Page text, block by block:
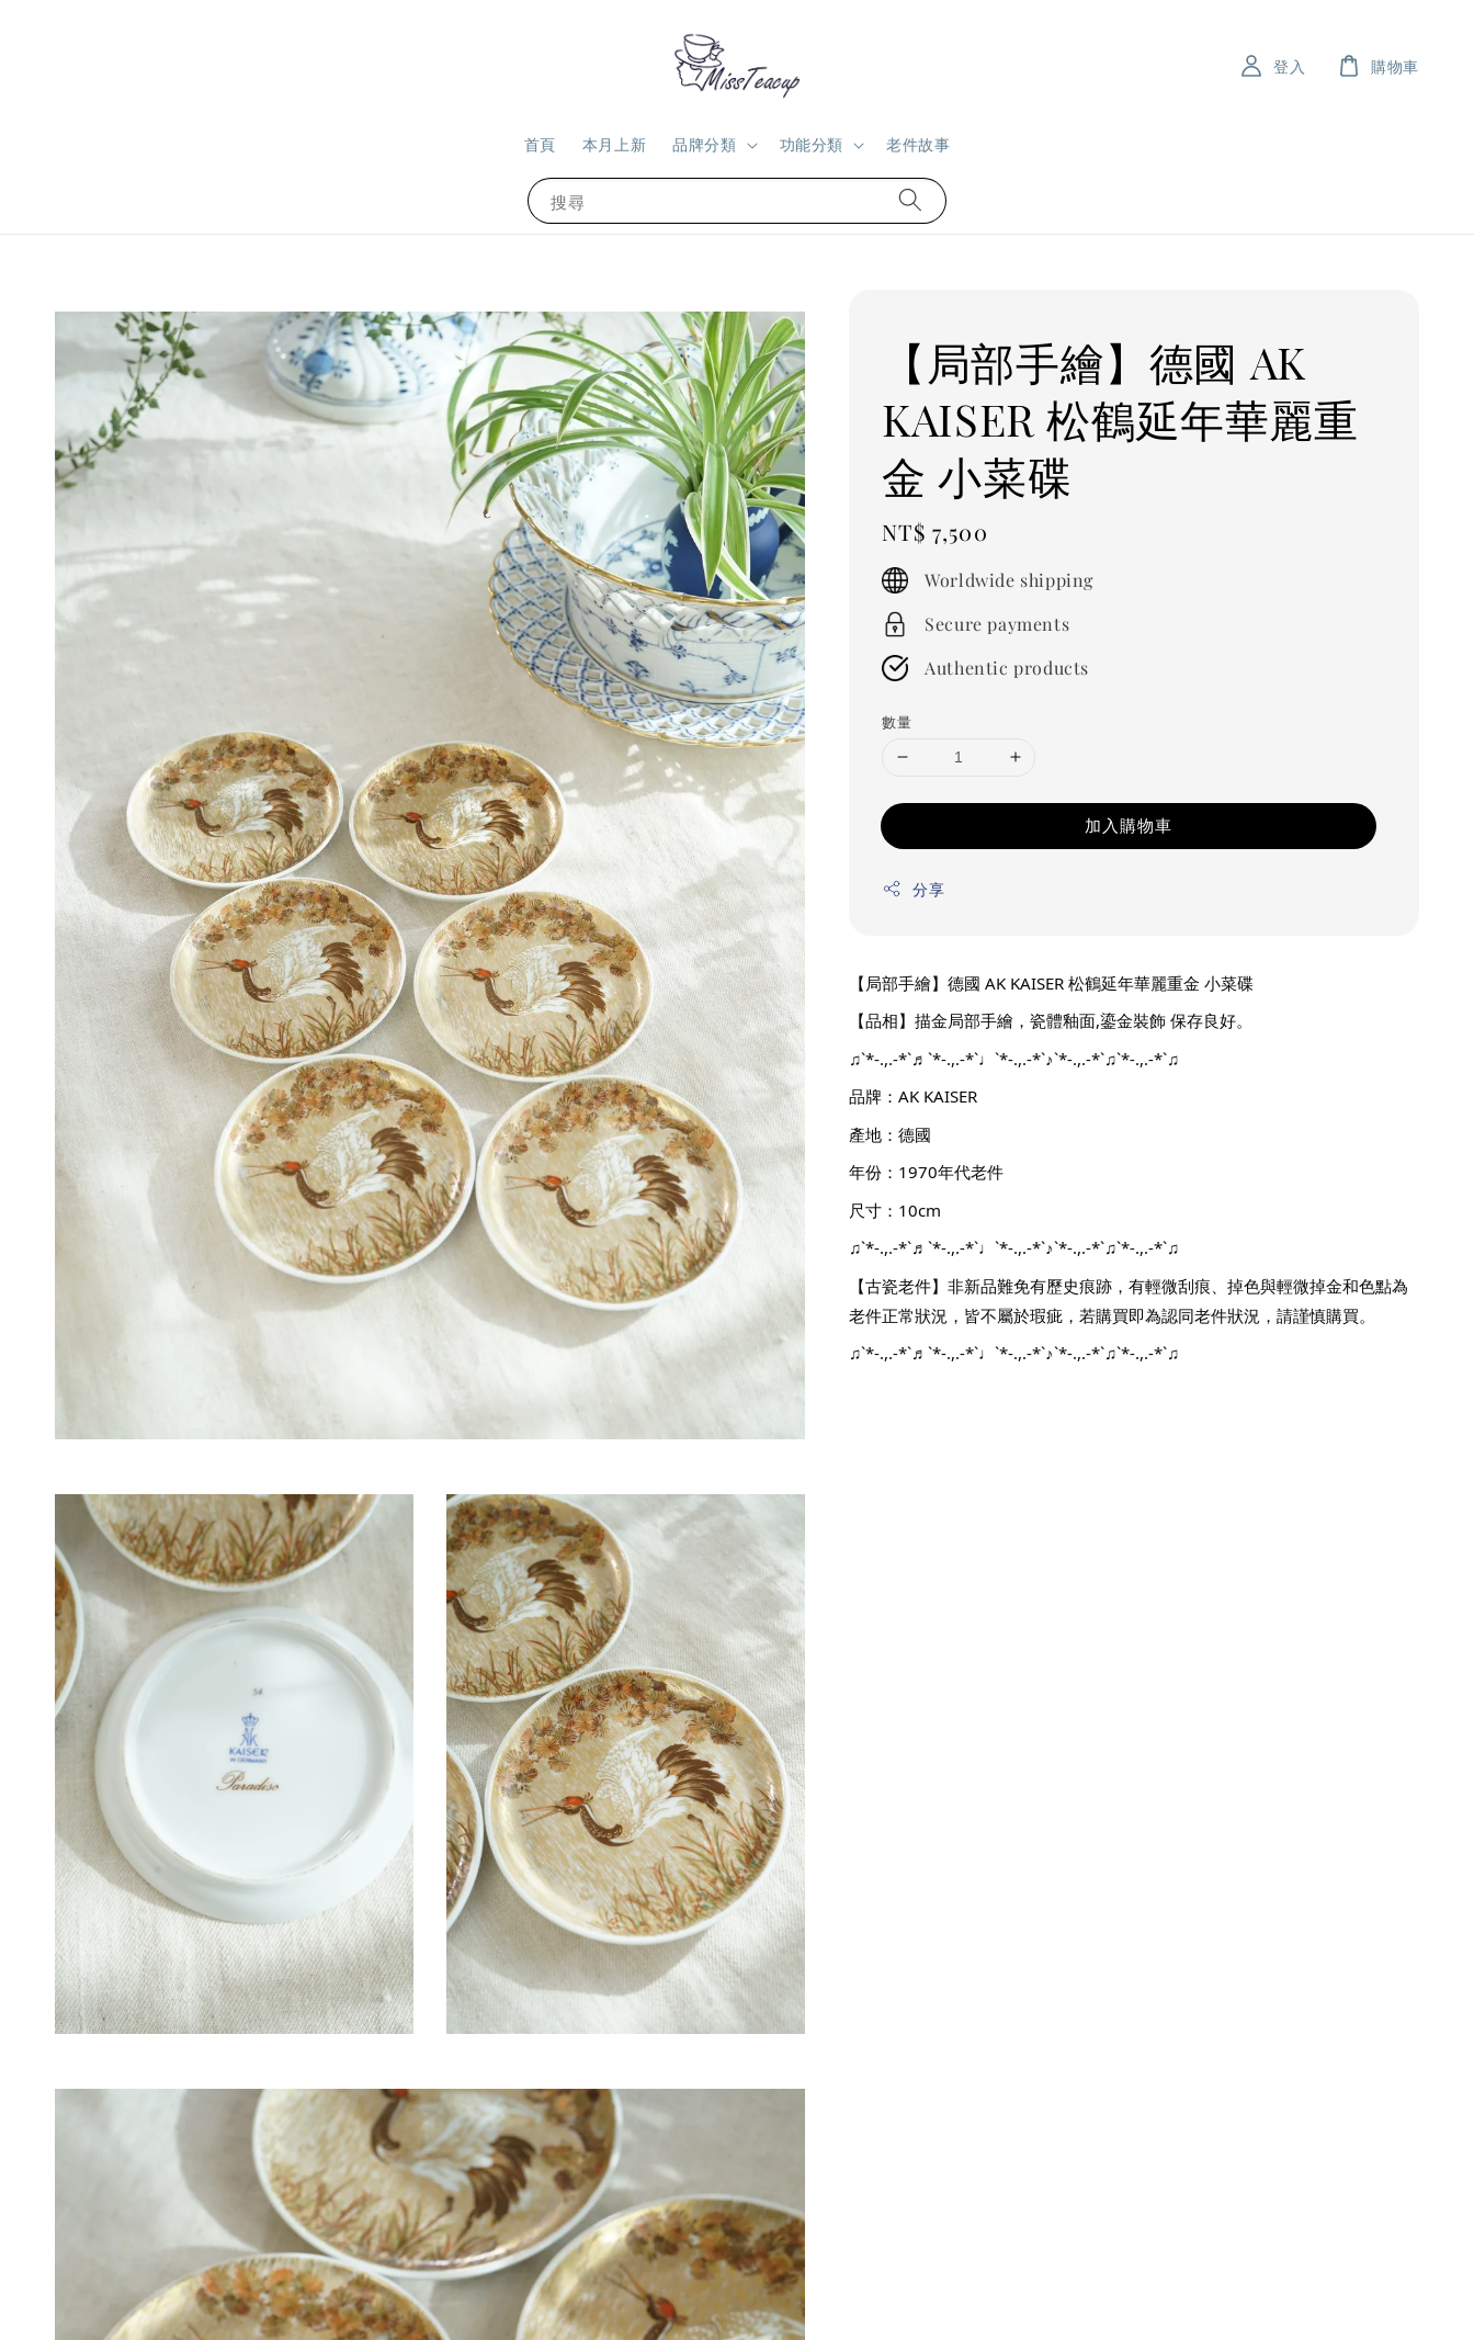
搜尋
首頁 本月上新 品牌分類 功能分類 老件故事
登入 購物車
【局部手繪】德國 AK
KAISER 松鶴延年華麗重
金 小菜碟
Regular
price
NT$ 7,500
Worldwide shipping
Secure payments
Authentic products
數量
加入購物車
分享
【局部手繪】德國 AK KAISER 松鶴延年華麗重金 小菜碟
【品相】描金局部手繪，瓷體釉面,鎏金裝飾 保存良好。
♫`*-.,.-*`♬`*-.,.-*`♩`*-.,.-*`♪`*-.,.-*`♫`*-.,.-*`♫
品牌：AK KAISER
產地：德國
年份：1970年代老件
尺寸：10cm
♫`*-.,.-*`♬`*-.,.-*`♩`*-.,.-*`♪`*-.,.-*`♫`*-.,.-*`♫
【古瓷老件】非新品難免有歷史痕跡，有輕微刮痕、掉色與輕微掉金和色點為
老件正常狀況，皆不屬於瑕疵，若購買即為認同老件狀況，請謹慎購買。
♫`*-.,.-*`♬`*-.,.-*`♩`*-.,.-*`♪`*-.,.-*`♫`*-.,.-*`♫